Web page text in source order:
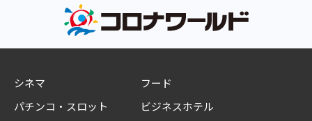
シネマ
パチンコ・スロット
フード
ビジネスホテル